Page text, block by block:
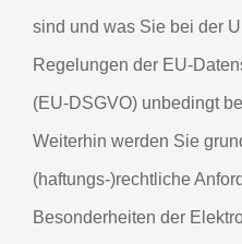
sind und was Sie bei der
Regelungen der EU-
(EU-DSGVO) unbedingt
Weiterhin werden Sie
(haftungs-)rechtliche
Besonderheiten der